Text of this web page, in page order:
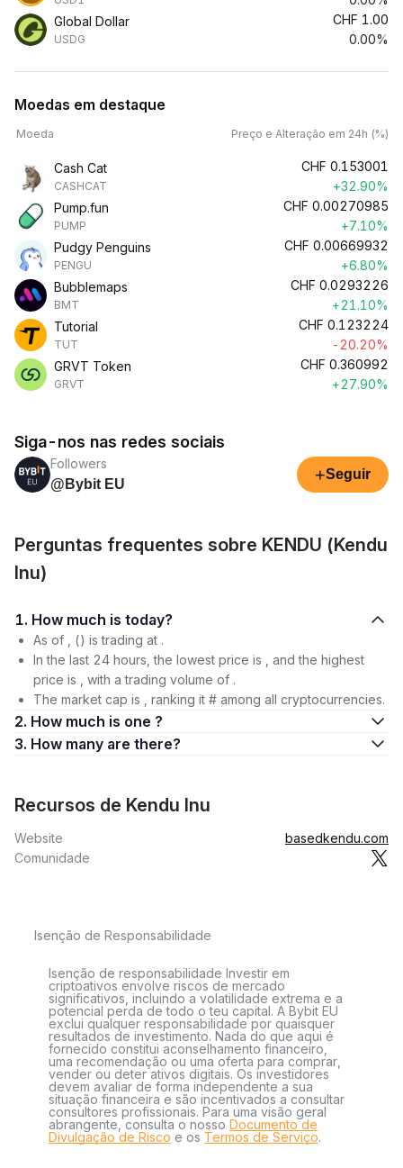
Global Dollar
USDG
CHF 1.00
0.00%
Moedas em destaque
Moeda Preço e Alteração em 24h (%)
Cash Cat
CASHCAT
CHF 0.153001
+32.90%
Pump.fun
PUMP
CHF 0.00270985
+7.10%
Pudgy Penguins
PENGU
CHF 0.00669932
+6.80%
Bubblemaps
BMT
CHF 0.0293226
+21.10%
Tutorial
TUT
CHF 0.123224
-20.20%
GRVT Token
GRVT
CHF 0.360992
+27.90%
Siga-nos nas redes sociais
Followers
@Bybit EU
+Seguir
Perguntas frequentes sobre KENDU (Kendu
Inu)
1. How much is today?
As of , () is trading at .
In the last 24 hours, the lowest price is , and the highest
price is , with a trading volume of .
The market cap is , ranking it # among all cryptocurrencies.
2. How much is one ?
3. How many are there?
Recursos de Kendu Inu
Website
basedkendu.com
Comunidade
Isenção de Responsabilidade
Isenção de responsabilidade Investir em
criptoativos envolve riscos de mercado
significativos, incluindo a volatilidade extrema e a
potencial perda de todo o teu capital. A Bybit EU
exclui qualquer responsabilidade por quaisquer
resultados de investimento. Nada do que aqui é
fornecido constitui aconselhamento financeiro,
uma recomendação ou uma oferta para comprar,
vender ou deter ativos digitais. Os investidores
devem avaliar de forma independente a sua
situação financeira e são incentivados a consultar
consultores profissionais. Para uma visão geral
abrangente, consulta o nosso Documento de
Divulgação de Risco e os Termos de Serviço.